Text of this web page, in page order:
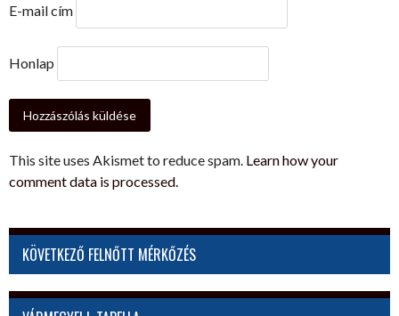
E-mail cím
Honlap
This site uses Akismet to reduce spam. Learn how your
comment data is processed.
KÖVETKEZŐ FELNŐTT MÉRKŐZÉS